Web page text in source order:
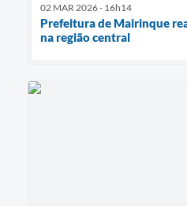
02 MAR 2026 - 16h14
Prefeitura de Mairinque
na região central